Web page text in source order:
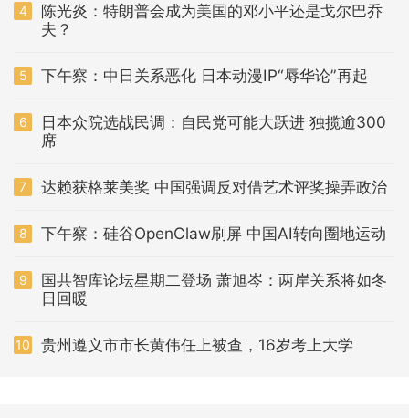
4
陈光炎：特朗普会成为美国的邓小平还是戈尔巴乔
夫？
5 下午察：中日关系恶化 日本动漫IP“辱华论”再起
6
日本众院选战民调：自民党可能大跃进 独揽逾300
席
7 达赖获格莱美奖 中国强调反对借艺术评奖操弄政治
8 下午察：硅谷OpenClaw刷屏 中国AI转向圈地运动
9
国共智库论坛星期二登场 萧旭岑：两岸关系将如冬
日回暖
10 贵州遵义市市长黄伟任上被查，16岁考上大学